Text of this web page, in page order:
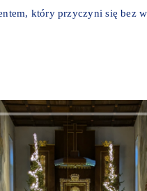
który przyczyni się bez